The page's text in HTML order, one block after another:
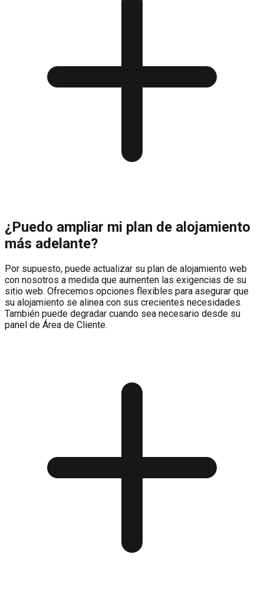
¿Puedo ampliar mi plan de alojamiento
más adelante?
Por supuesto, puede actualizar su plan de alojamiento web
con nosotros a medida que aumenten las exigencias de su
sitio web. Ofrecemos opciones flexibles para asegurar que
su alojamiento se alinea con sus crecientes necesidades.
También puede degradar cuando sea necesario desde su
panel de Área de Cliente.